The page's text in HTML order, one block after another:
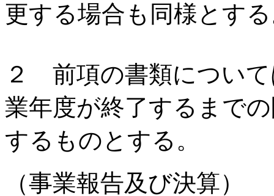
更する場合も同様とす
２ 前項の書類につい
業年度が終了するまで
するものとする。
（事業報告及び決算）